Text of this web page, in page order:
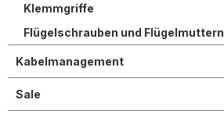
Klemmgriffe
Flügelschrauben und Flügelmuttern
Kabelmanagement
Sale